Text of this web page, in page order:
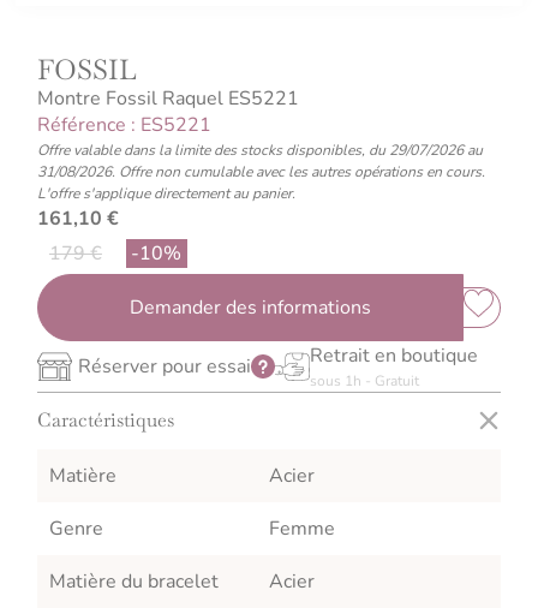
FOSSIL
Montre Fossil Raquel ES5221
Référence : ES5221
Offre valable dans la limite des stocks disponibles, du 29/07/2026 au
31/08/2026. Offre non cumulable avec les autres opérations en cours.
L'offre s'applique directement au panier.
179 €
161,10 €
Demander des informations
Réserver pour essai Retrait en boutique
sous 1h - Gratuit
Caractéristiques
Matière
Acier
Genre
Femme
Matière du bracelet
Acier